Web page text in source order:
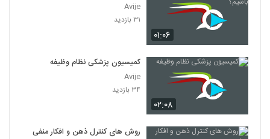
۰۱:۰۶
Avije
۳۱ بازدید
۰۲:۰۸
کمیسیون پزشکی نظام وظیفه
Avije
۳۴ بازدید
روش های کنترل ذهن و افکار منفی